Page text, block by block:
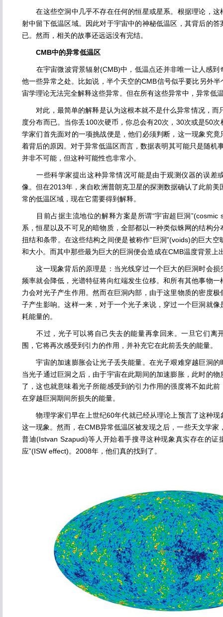
在这些空洞中几乎不存在任何的恒星或星系。根据理论，这
射中留下低温区域。因此对于宇宙中的神秘低温区，其背后的
已。然而，相关的故事还远远没有完结。
CMB中的异常低温区
在宇宙微波背景辐射(CMB)中，低温点还并非唯一让人感到
他一些异常之处。比如说，半个天空的CMB信号似乎要比另外
宙学理论无法完全解释这些异常。但在所有这些异常中，异常低
对此，最简单的解释是认为这根本就不是什么异常情况，而
度分布而已。当你丢100次硬币，你总会有20次，30次或是50
学家们首先面对的一项挑战便是，他们必须判断，这一现象究
着背后的原因。对于异常低温区而言，数据表明其可能只是随
并非不可能，但这种可能性也非常小。
一些科学家提出这种异常情况可能是由于观测仪器的误差
像。但在2013年，来自欧洲普朗克卫星的探测数据确认了此前
常的低温区域，现在它需要得到解释。
目前占据主流地位的解释方案是所谓“宇宙超巨洞”(cosmic
系，恒星以及不可见的暗物质，全部都以一种类似蛛网的结构
扭结和条带。在这些结构之间便是被称作“巨洞”(voids)的巨大
和大小。而其中那些最为巨大的巨洞便会造成在CMB温度背景上
这一现象背后的原理是：当光线穿过一个巨大的巨洞时会损
频率就会降低，光谱特征将向红端发生位移。和所有其他事物
力会对光子产生作用。然而在巨洞内部，由于这里物质的密度
子产生影响。这样一来，对于一个光子来说，穿过一个巨洞就
耗能量的。
不过，光子可以将自己失去的能量再拿回来。一旦它们离
围，它将再次感受到引力的作用，并补充它在此前丢失的能量。
宇宙的加速膨胀会让光子丢失能量。在光子艰难穿越巨洞的
当光子通过巨洞之后，由于宇宙在此期间的加速膨胀，此时的
了，这也就意味着光子所能感受到的引力作用的强度将不如此
在穿越巨洞期间所损失的能量。
物理学家们早在上世纪60年代就已经从理论上预言了这种现
这一现象。然而，在CMB异常低温区被发现之后，一些天文学家
普迪(Istvan Szapudi)等人开始着手搜寻这种现象真实存在的证
应”(ISW effect)。2008年，他们真的找到了。